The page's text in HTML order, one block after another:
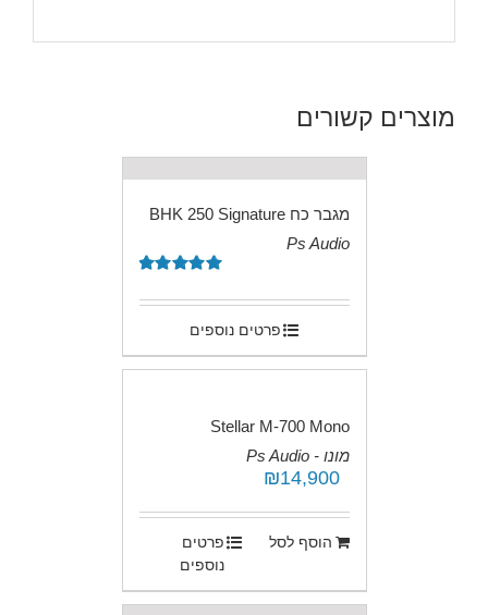
מוצרים קשורים
מגבר כח BHK 250 Signature
Ps Audio
מתוך 5
פרטים נוספים
Stellar M-700 Mono
מונו - Ps Audio
₪14,900
הוסף לסל
פרטים
נוספים